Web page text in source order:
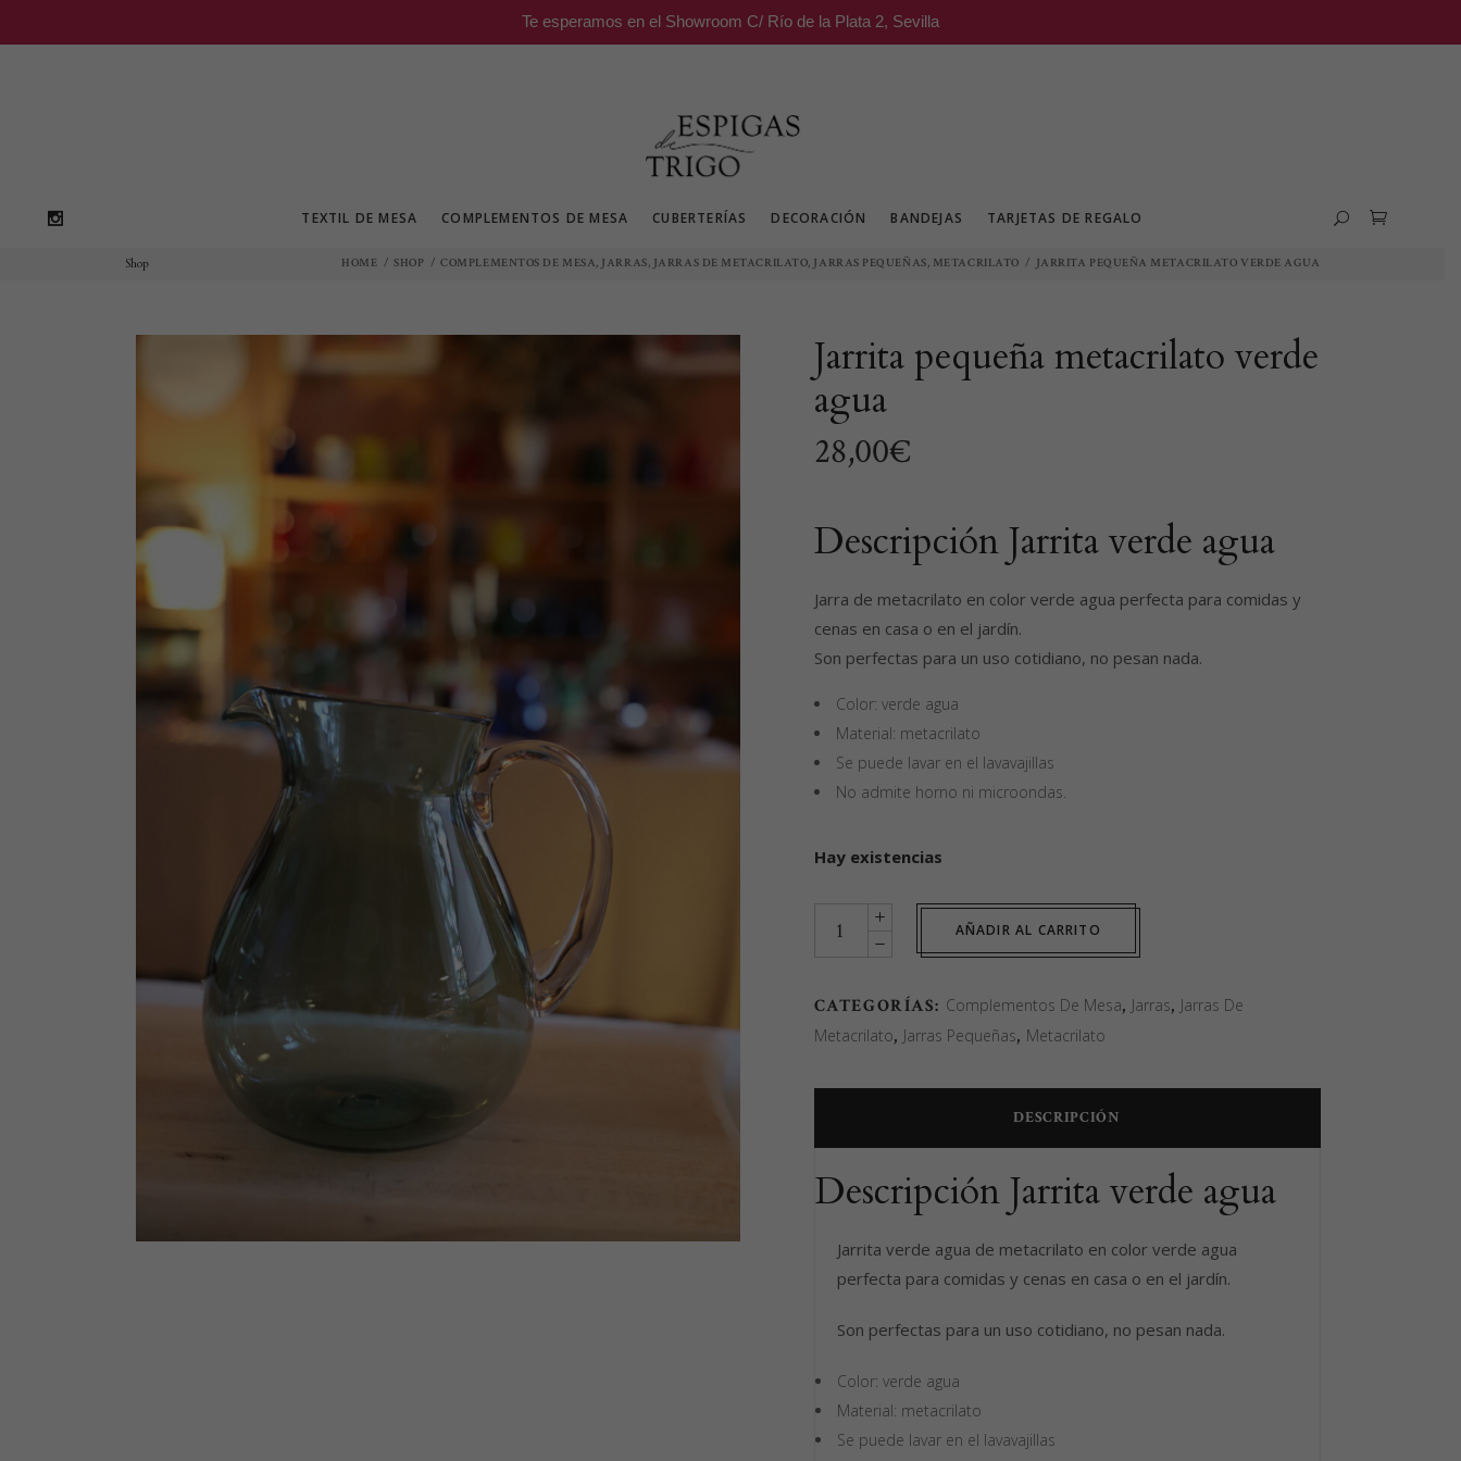
Te esperamos en el Showroom C/ Río de la Plata 2, Sevilla
TEXTIL DE MESA COMPLEMENTOS DE MESA CUBERTERÍAS DECORACIÓN BANDEJAS TARJETAS DE REGALO
Shop HOME /SHOP /COMPLEMENTOS DE MESA, JARRAS, JARRAS DE METACRILATO, JARRAS PEQUEÑAS, METACRILATO / JARRITA PEQUEÑA METACRILATO VERDE AGUA
Jarrita pequeña metacrilato verde
agua
28,00€
Descripción Jarrita verde agua
Jarra de metacrilato en color verde agua perfecta para comidas y
cenas en casa o en el jardín.
Son perfectas para un uso cotidiano, no pesan nada.
Color: verde agua
Material: metacrilato
Se puede lavar en el lavavajillas
No admite horno ni microondas.
Hay existencias
pequeña
verde
agua
AÑADIR AL CARRITO
CATEGORÍAS: Complementos De Mesa,Jarras,Jarras De
Metacrilato,Jarras Pequeñas, Metacrilato
DESCRIPCIÓN
Descripción Jarrita verde agua
Jarrita verde agua de metacrilato en color verde agua
perfecta para comidas y cenas en casa o en el jardín.
Son perfectas para un uso cotidiano, no pesan nada.
Color: verde agua
Material: metacrilato
Se puede lavar en el lavavajillas